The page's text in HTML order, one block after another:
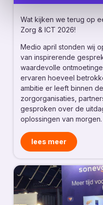
Wat kijken we terug op
Zorg & ICT 2026!
Medio april stonden wij
van inspirerende
waardevolle
ervaren hoeveel
ambitie er leeft binnen
zorgorganisaties,
gesproken over de
oplossingen van morgen.
lees meer